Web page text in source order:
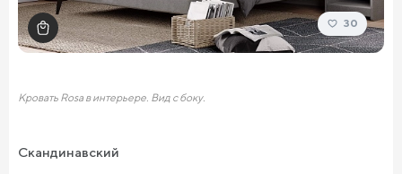
30
Кровать Rosa в интерьере. Вид с боку.
Скандинавский